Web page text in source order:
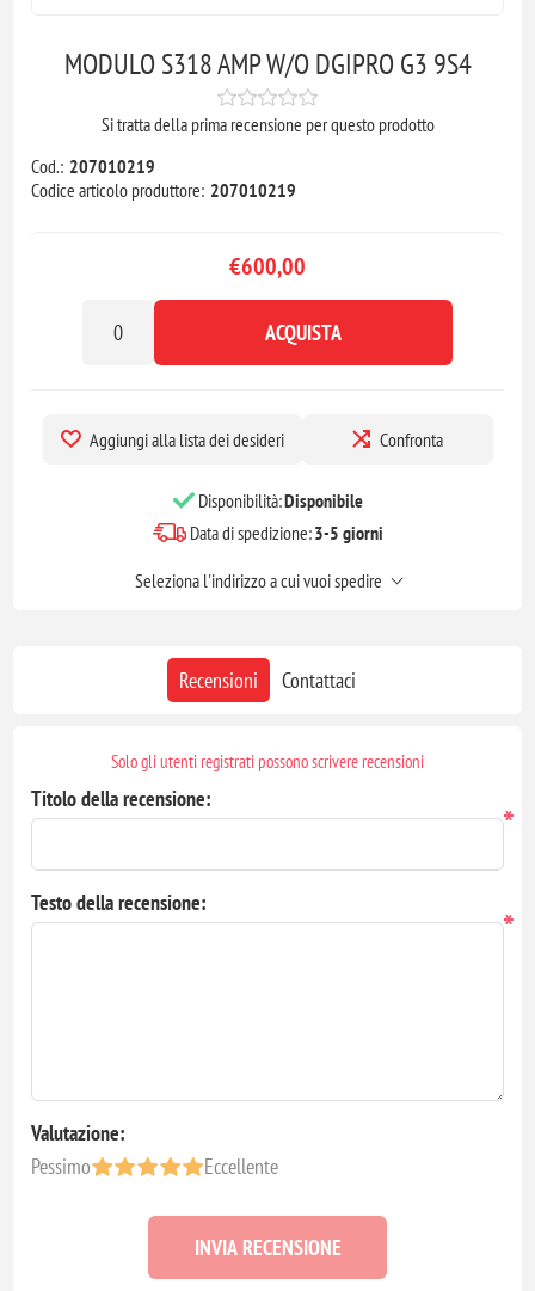
MODULO S318 AMP W/O DGIPRO G3 9S4
Si tratta della prima recensione per questo prodotto
Cod.: 207010219
Codice articolo produttore: 207010219
€600,00
ACQUISTA
Aggiungi alla lista dei desideri Confronta
Disponibilità:Disponibile
Data di spedizione:3-5 giorni
Seleziona l'indirizzo a cui vuoi spedire
Recensioni Contattaci
Solo gli utenti registrati possono scrivere recensioni
Titolo della recensione:
*
Testo della recensione:
*
Valutazione:
Pessimo
Eccellente
INVIA RECENSIONE